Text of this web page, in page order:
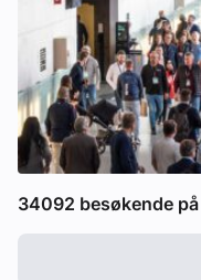
34092 besøkende